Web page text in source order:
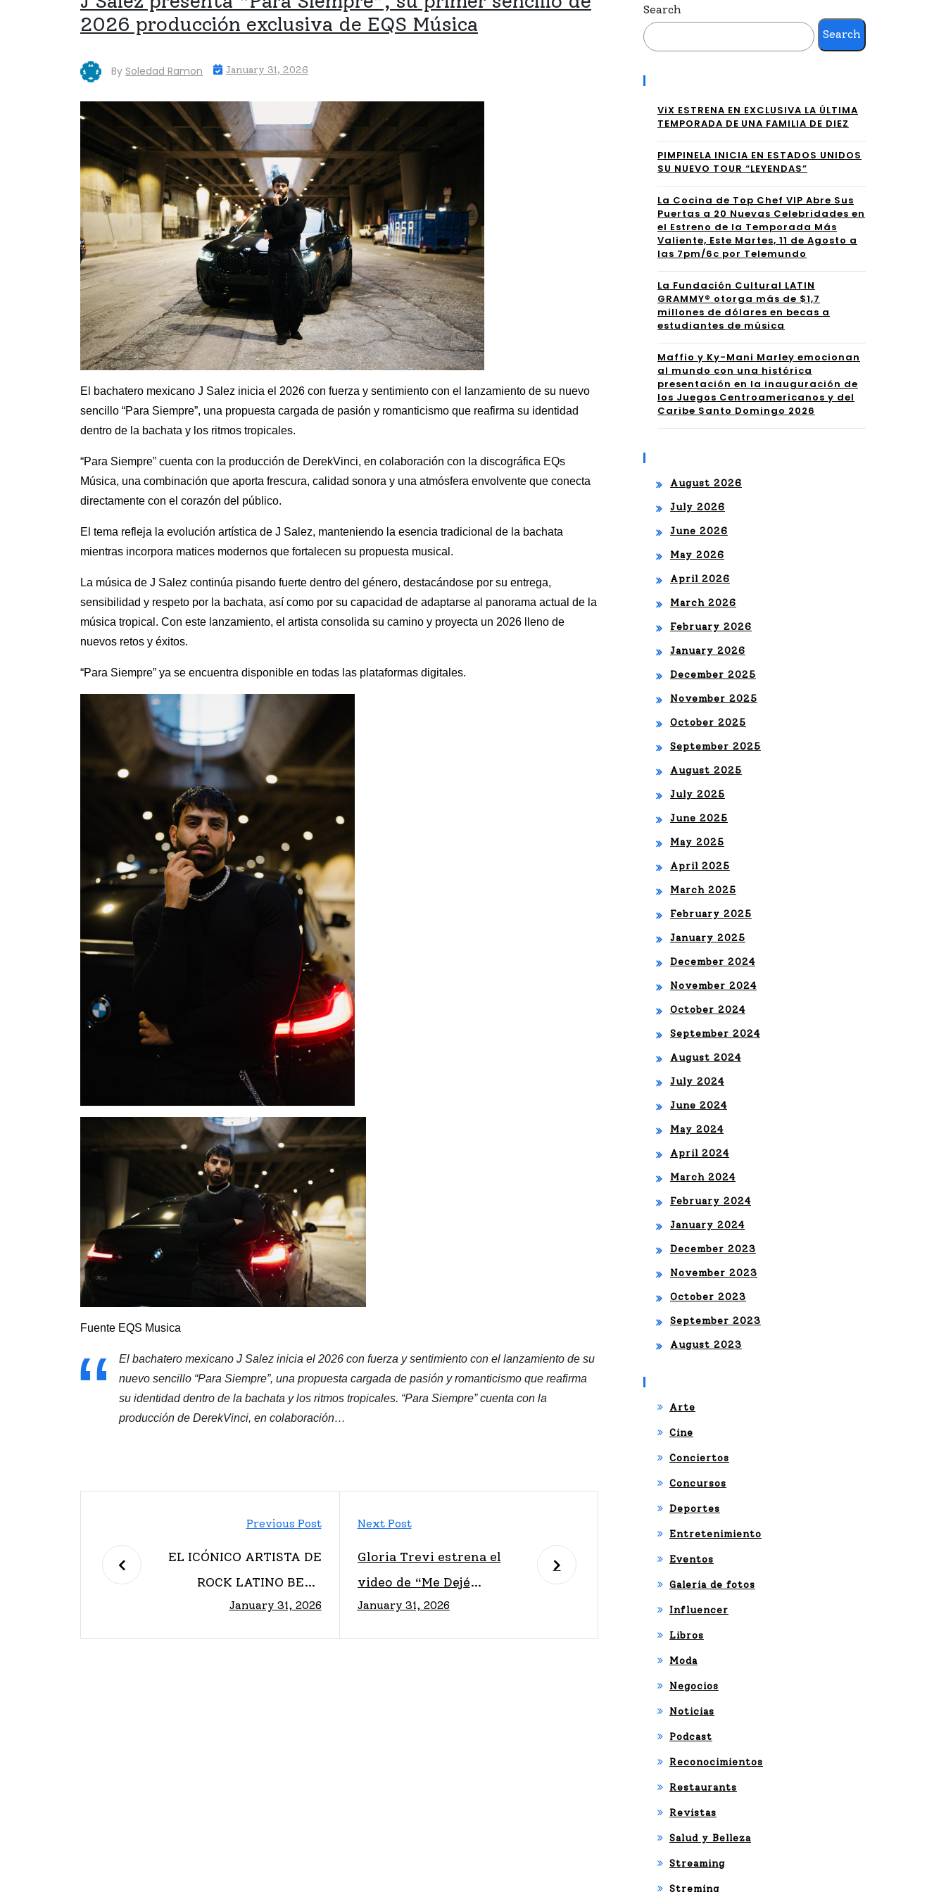
2026 producción exclusiva de EQS Música
By Soledad Ramon January 31, 2026
El bachatero mexicano J Salez inicia el 2026 con fuerza y sentimiento con el lanzamiento de su nuevo
sencillo “Para Siempre”, una propuesta cargada de pasión y romanticismo que reafirma su identidad
dentro de la bachata y los ritmos tropicales.
“Para Siempre” cuenta con la producción de DerekVinci, en colaboración con la discográfica EQs
Música, una combinación que aporta frescura, calidad sonora y una atmósfera envolvente que conecta
directamente con el corazón del público.
El tema refleja la evolución artística de J Salez, manteniendo la esencia tradicional de la bachata
mientras incorpora matices modernos que fortalecen su propuesta musical.
La música de J Salez continúa pisando fuerte dentro del género, destacándose por su entrega,
sensibilidad y respeto por la bachata, así como por su capacidad de adaptarse al panorama actual de la
música tropical. Con este lanzamiento, el artista consolida su camino y proyecta un 2026 lleno de
nuevos retos y éxitos.
“Para Siempre” ya se encuentra disponible en todas las plataformas digitales.
Fuente EQS Musica
El bachatero mexicano J Salez inicia el 2026 con fuerza y sentimiento con el lanzamiento de su
nuevo sencillo “Para Siempre”, una propuesta cargada de pasión y romanticismo que reafirma
su identidad dentro de la bachata y los ritmos tropicales. “Para Siempre” cuenta con la
producción de DerekVinci, en colaboración…
Previous Post
EL ICÓNICO ARTISTA DE
ROCK LATINO BETO
CUEVAS REGRESA A LOS
January 31, 2026
Next Post
Gloria Trevi estrena el
video de “Me Dejé
Llevar”, rumbo a su
January 31, 2026
Search
Search
ViX ESTRENA EN EXCLUSIVA LA ÚLTIMA
TEMPORADA DE UNA FAMILIA DE DIEZ
PIMPINELA INICIA EN ESTADOS UNIDOS
SU NUEVO TOUR “LEYENDAS”
La Cocina de Top Chef VIP Abre Sus
Puertas a 20 Nuevas Celebridades en
el Estreno de la Temporada Más
Valiente, Este Martes, 11 de Agosto a
las 7pm/6c por Telemundo
La Fundación Cultural LATIN
GRAMMY® otorga más de $1,7
millones de dólares en becas a
estudiantes de música
Maffio y Ky-Mani Marley emocionan
al mundo con una histórica
presentación en la inauguración de
los Juegos Centroamericanos y del
Caribe Santo Domingo 2026
August 2026
July 2026
June 2026
May 2026
April 2026
March 2026
February 2026
January 2026
December 2025
November 2025
October 2025
September 2025
August 2025
July 2025
June 2025
May 2025
April 2025
March 2025
February 2025
January 2025
December 2024
November 2024
October 2024
September 2024
August 2024
July 2024
June 2024
May 2024
April 2024
March 2024
February 2024
January 2024
December 2023
November 2023
October 2023
September 2023
August 2023
Arte
Cine
Conciertos
Concursos
Deportes
Entretenimiento
Eventos
Galeria de fotos
Influencer
Libros
Moda
Negocios
Noticias
Podcast
Reconocimientos
Restaurants
Revistas
Salud y Belleza
Streaming
Streming